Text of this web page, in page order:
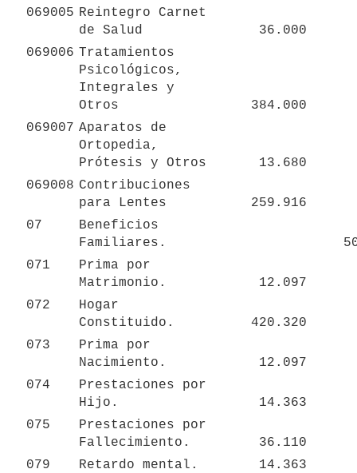
069005 Reintegro Carnet
de Salud
36.000
069006 Tratamientos
Psicológicos,
Integrales y
Otros
384.000
069007 Aparatos de
Ortopedia,
Prótesis y Otros
13.680
069008 Contribuciones
para Lentes
259.916
07
Beneficios
Familiares.
071
Prima por
Matrimonio.
12.097
072
Hogar
Constituido.
420.320
073
Prima por
Nacimiento.
12.097
074
Prestaciones por
Hijo.
14.363
075
Prestaciones por
Fallecimiento.
36.110
079
Retardo mental.
14.363